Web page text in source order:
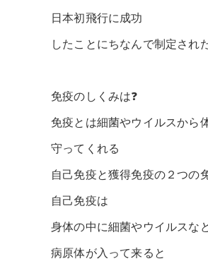
日本初飛行に成功
したことにちなんで制定され
免疫のしくみは❓
免疫とは細菌やウイルスから
守ってくれる
自己免疫と獲得免疫の２つの
自己免疫は
身体の中に細菌やウイルスな
病原体が入って来ると